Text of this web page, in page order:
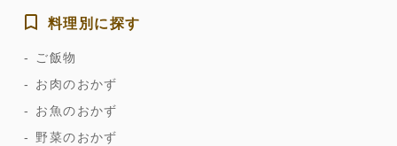
料理別に探す
ご飯物
お肉のおかず
お魚のおかず
野菜のおかず